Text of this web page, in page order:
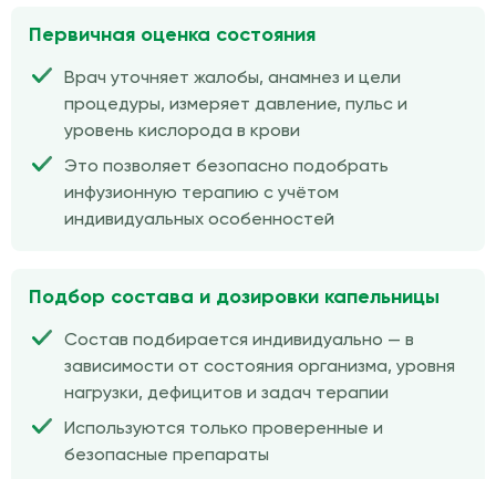
Первичная оценка состояния
Врач уточняет жалобы, анамнез и цели
процедуры, измеряет давление, пульс и
уровень кислорода в крови
Это позволяет безопасно подобрать
инфузионную терапию с учётом
индивидуальных особенностей
Подбор состава и дозировки капельницы
Состав подбирается индивидуально — в
зависимости от состояния организма, уровня
нагрузки, дефицитов и задач терапии
Используются только проверенные и
безопасные препараты